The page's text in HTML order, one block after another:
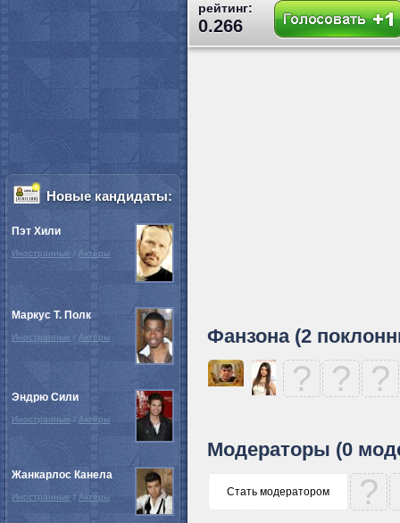
рейтинг:
0.266
Фанзона (2
? ? ?
Модераторы (0
Стать модератором ?
Новые кандидаты:
Пэт Хили
Иностранные / Актёры
Маркус Т. Полк
Иностранные / Актёры
Эндрю Сили
Иностранные / Актёры
Жанкарлос Канела
Иностранные / Актёры